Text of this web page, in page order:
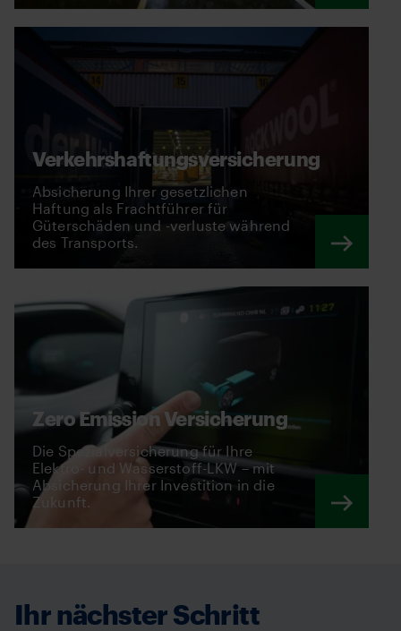
Verkehrshaftungsversicherung
Absicherung Ihrer gesetzlichen
Haftung als Frachtführer für
Güterschäden und -verluste während
des Transports.
Zero Emission Versicherung
Die Spezialversicherung für Ihre
Elektro- und Wasserstoff-LKW – mit
Absicherung Ihrer Investition in die
Zukunft.
Ihr nächster Schritt